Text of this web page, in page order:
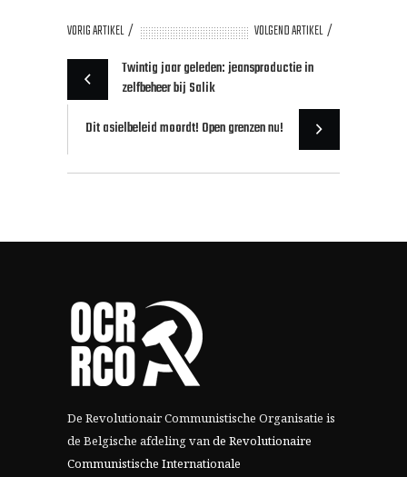
VORIG ARTIKEL
VOLGEND ARTIKEL
Twintig jaar geleden: jeansproductie in
zelfbeheer bij Salik
Dit asielbeleid moordt! Open grenzen nu!
De Revolutionair Communistische Organisatie is
de Belgische afdeling vande Revolutionaire
Communistische Internationale